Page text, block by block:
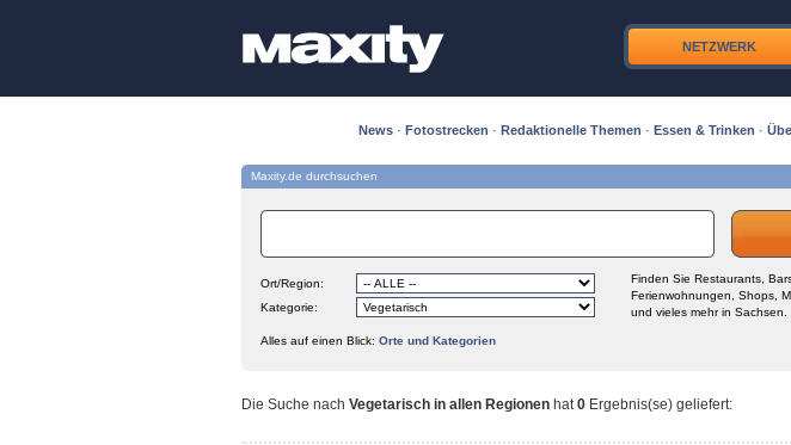
NETZWERK
News · Fotostrecken · Redaktionelle Themen · Essen & Trinken ·
Maxity.de durchsuchen
Ort/Region:
Kategorie:
Finden Sie Restaurants,
Ferienwohnungen, Shops,
und vieles mehr in Sachsen.
Alles auf einen Blick: Orte und Kategorien
Die Suche nach Vegetarisch in allen Regionen hat0 Ergebnis(se) geliefert: